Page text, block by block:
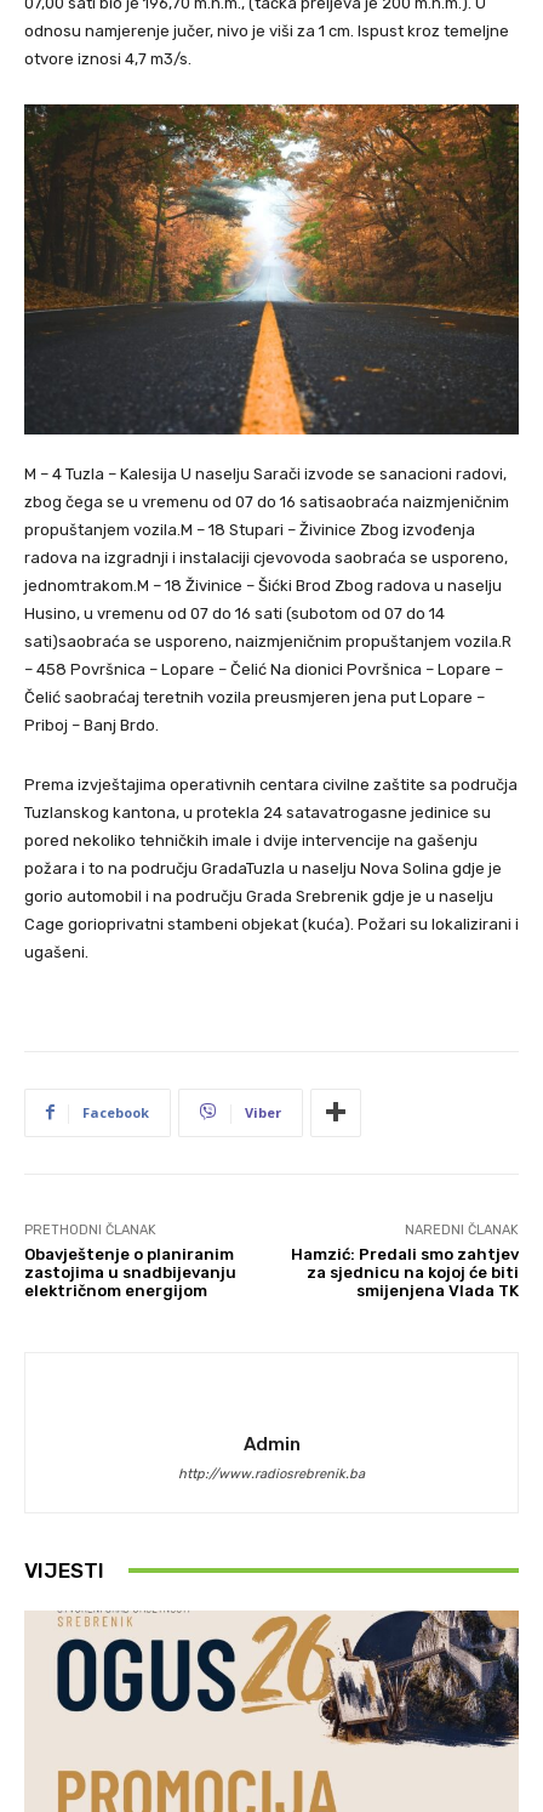
odnosu namjerenje jučer, nivo je viši za 1 cm. Ispust kroz temeljne
otvore iznosi 4,7 m3/s.
M – 4 Tuzla – Kalesija U naselju Sarači izvode se sanacioni radovi,
zbog čega se u vremenu od 07 do 16 satisaobraća naizmjeničnim
propuštanjem vozila.M – 18 Stupari – Živinice Zbog izvođenja
radova na izgradnji i instalaciji cjevovoda saobraća se usporeno,
jednomtrakom.M – 18 Živinice – Šićki Brod Zbog radova u naselju
Husino, u vremenu od 07 do 16 sati (subotom od 07 do 14
sati)saobraća se usporeno, naizmjeničnim propuštanjem vozila.R
– 458 Površnica – Lopare – Čelić Na dionici Površnica – Lopare –
Čelić saobraćaj teretnih vozila preusmjeren jena put Lopare –
Priboj – Banj Brdo.
Prema izvještajima operativnih centara civilne zaštite sa područja
Tuzlanskog kantona, u protekla 24 satavatrogasne jedinice su
pored nekoliko tehničkih imale i dvije intervencije na gašenju
požara i to na području GradaTuzla u naselju Nova Solina gdje je
gorio automobil i na području Grada Srebrenik gdje je u naselju
Cage gorioprivatni stambeni objekat (kuća). Požari su lokalizirani i
ugašeni.
Facebook Viber
PRETHODNI ČLANAK
Obavještenje o planiranim
zastojima u snadbijevanju
električnom energijom
NAREDNI ČLANAK
Hamzić: Predali smo zahtjev
za sjednicu na kojoj će biti
smijenjena Vlada TK
Admin
http://www.radiosrebrenik.ba
VIJESTI